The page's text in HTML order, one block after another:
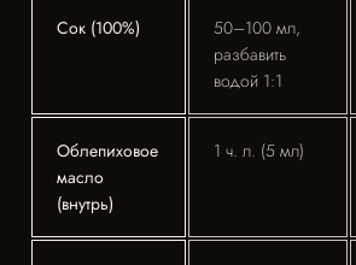
Сок (100%)
50–100 мл,
разбавить
водой 1:1
Облепиховое
масло
(внутрь)
1 ч. л. (5 мл)